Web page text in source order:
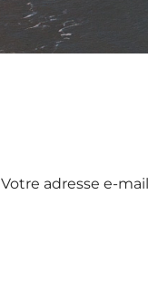
Votre adresse e-